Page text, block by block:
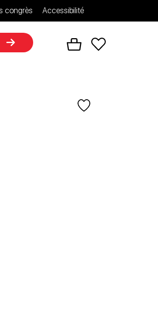
congrès Accessibilité